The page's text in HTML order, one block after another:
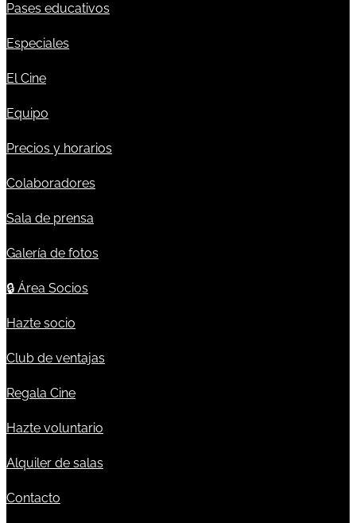
Pases educativos
Especiales
El Cine
Equipo
Precios y horarios
Colaboradores
Sala de prensa
Galería de fotos
🔒 Área Socios
Hazte socio
Club de ventajas
Regala Cine
Hazte voluntario
Alquiler de salas
Contacto